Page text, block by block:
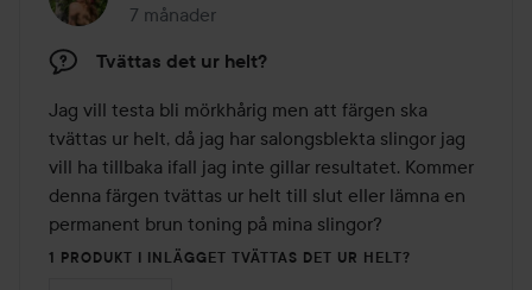
7 månader
Inlägget skapades 7 månader
Tvättas det ur helt?
Jag vill testa bli mörkhårig men att färgen ska
tvättas ur helt, då jag har salongsblekta slingor jag
vill ha tillbaka ifall jag inte gillar resultatet. Kommer
denna färgen tvättas ur helt till slut eller lämna en
permanent brun toning på mina slingor?
1 PRODUKT I INLÄGGET TVÄTTAS DET UR HELT?